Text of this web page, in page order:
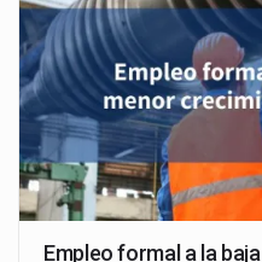
Empleo formal a la